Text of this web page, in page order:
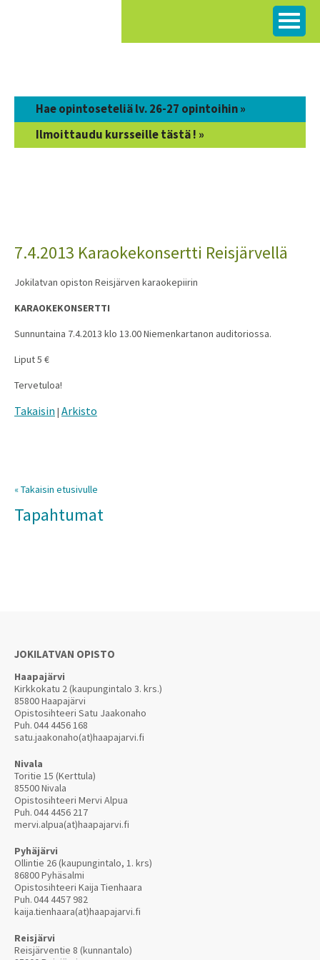
Hae opintoseteliä lv. 26-27 opintoihin »
Ilmoittaudu kursseille tästä ! »
7.4.2013 Karaokekonsertti Reisjärvellä
Jokilatvan opiston Reisjärven karaokepiirin
KARAOKEKONSERTTI
Sunnuntaina 7.4.2013 klo 13.00 Niemenkartanon auditoriossa.
Liput 5 €
Tervetuloa!
Takaisin | Arkisto
« Takaisin etusivulle
Tapahtumat
JOKILATVAN OPISTO
Haapajärvi
Kirkkokatu 2 (kaupungintalo 3. krs.)
85800 Haapajärvi
Opistosihteeri Satu Jaakonaho
Puh.044 4456 168
satu.jaakonaho(at)haapajarvi.fi
Nivala
Toritie 15 (Kerttula)
85500 Nivala
Opistosihteeri Mervi Alpua
Puh.044 4456 217
mervi.alpua(at)haapajarvi.fi
Pyhäjärvi
Ollintie 26 (kaupungintalo, 1. krs)
86800 Pyhäsalmi
Opistosihteeri Kaija Tienhaara
Puh.044 4457 982
kaija.tienhaara(at)haapajarvi.fi
Reisjärvi
Reisjärventie 8 (kunnantalo)